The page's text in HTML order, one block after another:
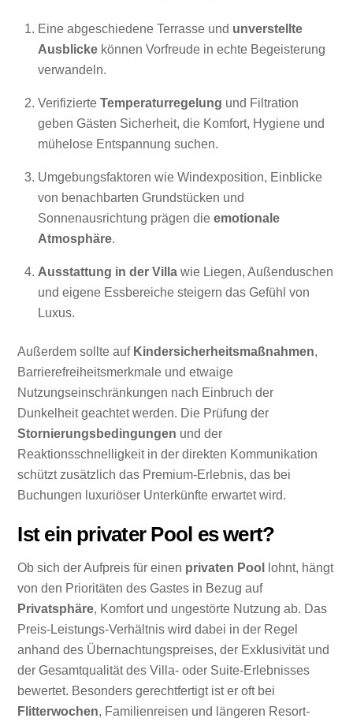
Eine abgeschiedene Terrasse und unverstellte
Ausblicke können Vorfreude in echte Begeisterung
verwandeln.
Verifizierte Temperaturregelung und Filtration
geben Gästen Sicherheit, die Komfort, Hygiene und
mühelose Entspannung suchen.
Umgebungsfaktoren wie Windexposition, Einblicke
von benachbarten Grundstücken und
Sonnenausrichtung prägen die emotionale
Atmosphäre.
Ausstattung in der Villa wie Liegen, Außenduschen
und eigene Essbereiche steigern das Gefühl von
Luxus.
Außerdem sollte auf Kindersicherheitsmaßnahmen,
Barrierefreiheitsmerkmale und etwaige
Nutzungseinschränkungen nach Einbruch der
Dunkelheit geachtet werden. Die Prüfung der
Stornierungsbedingungen und der
Reaktionsschnelligkeit in der direkten Kommunikation
schützt zusätzlich das Premium-Erlebnis, das bei
Buchungen luxuriöser Unterkünfte erwartet wird.
Ist ein privater Pool es wert?
Ob sich der Aufpreis für einen privaten Pool
lohnt, hängt
von den Prioritäten des Gastes in Bezug auf
Privatsphäre, Komfort und ungestörte Nutzung ab. Das
Preis-Leistungs-Verhältnis wird dabei in der Regel
anhand des Übernachtungspreises, der Exklusivität und
der Gesamtqualität des Villa- oder Suite-Erlebnisses
bewertet. Besonders gerechtfertigt ist er oft bei
Flitterwochen, Familienreisen und längeren Resort-